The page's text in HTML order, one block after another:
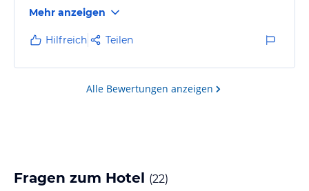
Mehr anzeigen
Hilfreich Teilen
Alle Bewertungen anzeigen
Fragen zum Hotel (22)